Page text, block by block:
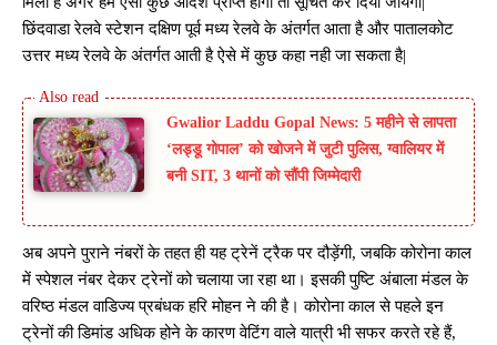
छिंदवाडा रेलवे स्टेशन दक्षिण पूर्व मध्य रेलवे के अंतर्गत आता है और पातालकोट
उत्तर मध्य रेलवे के अंतर्गत आती है ऐसे में कुछ कहा नही जा सकता है|
Gwalior Laddu Gopal News: 5 महीने से लापता
‘लड्डू गोपाल’ को खोजने में जुटी पुलिस, ग्वालियर में
बनी SIT, 3 थानों को सौंपी जिम्मेदारी
अब अपने पुराने नंबरों के तहत ही यह ट्रेनें ट्रैक पर दौड़ेंगी, जबकि कोरोना काल
में स्पेशल नंबर देकर ट्रेनों को चलाया जा रहा था। इसकी पुष्टि अंबाला मंडल के
वरिष्ठ मंडल वाडिज्य प्रबंधक हरि मोहन ने की है। कोरोना काल से पहले इन
ट्रेनों की डिमांड अधिक होने के कारण वेटिंग वाले यात्री भी सफर करते रहे हैं,